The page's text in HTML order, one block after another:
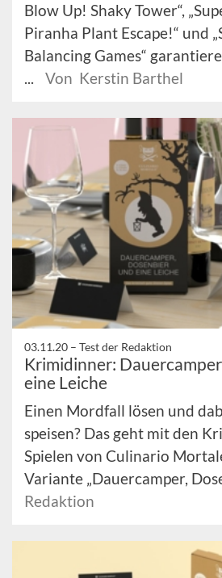
Blow Up! Shaky Tower“,
Piranha Plant Escape!“ und
Balancing Games“
...
Von Kerstin Barthel
03.11.20 – Test der Redaktion
Krimidinner:
eine Leiche
Einen Mordfall lösen und
speisen? Das geht mit den
Spielen von Culinario
Variante „Dauercamper,
Redaktion